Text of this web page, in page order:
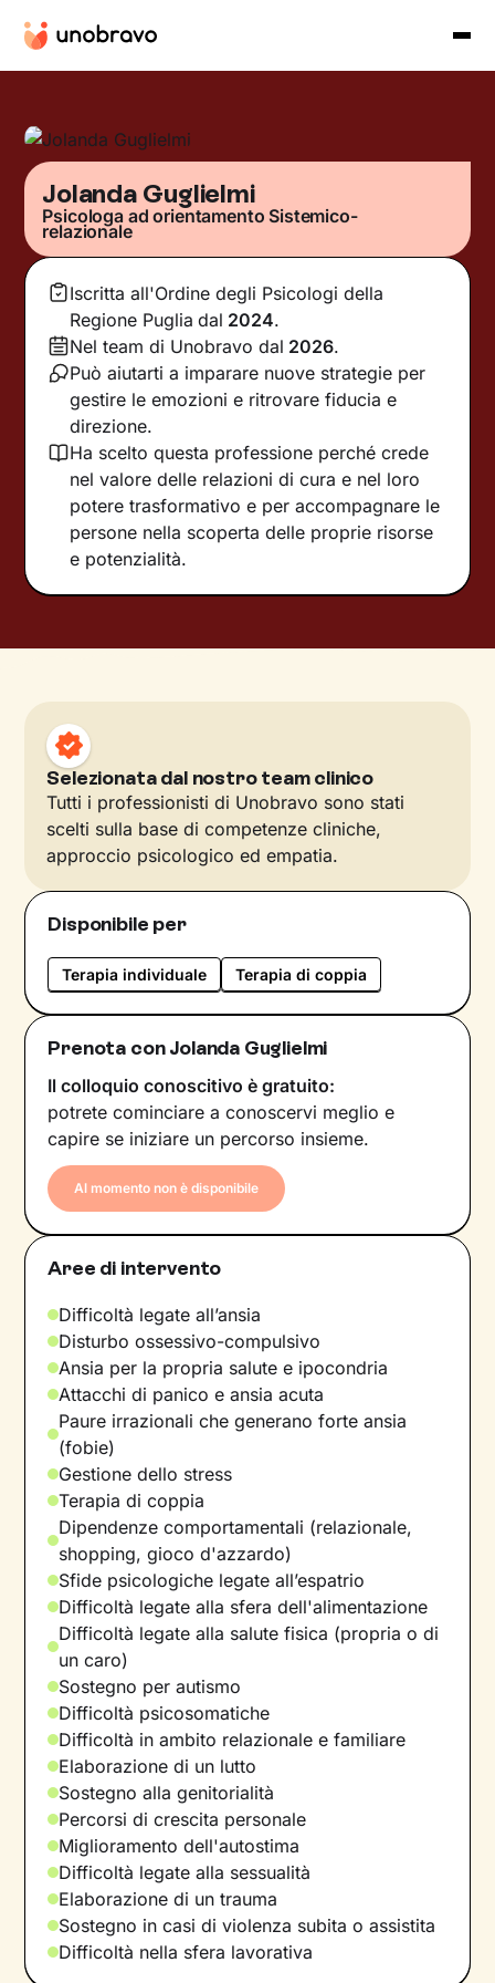
Jolanda Guglielmi
Psicologa ad orientamento Sistemico-
relazionale
Iscritta all'Ordine degli Psicologi della
Regione Puglia dal 2024.
Nel team di Unobravo dal 2026.
Può aiutarti a imparare nuove strategie per
gestire le emozioni e ritrovare fiducia e
direzione.
Ha scelto questa professione perché crede
nel valore delle relazioni di cura e nel loro
potere trasformativo e per accompagnare le
persone nella scoperta delle proprie risorse
e potenzialità.
Selezionata dal nostro team clinico
Tutti i professionisti di Unobravo sono stati
scelti sulla base di competenze cliniche,
approccio psicologico ed empatia.
Disponibile per
Terapia individuale Terapia di coppia
Prenota con Jolanda Guglielmi
Il colloquio conoscitivo è gratuito:
potrete cominciare a conoscervi meglio e
capire se iniziare un percorso insieme.
Al momento non è disponibile
Aree di intervento
Difficoltà legate all’ansia
Disturbo ossessivo-compulsivo
Ansia per la propria salute e ipocondria
Attacchi di panico e ansia acuta
Paure irrazionali che generano forte ansia
(fobie)
Gestione dello stress
Terapia di coppia
Dipendenze comportamentali (relazionale,
shopping, gioco d'azzardo)
Sfide psicologiche legate all’espatrio
Difficoltà legate alla sfera dell'alimentazione
Difficoltà legate alla salute fisica (propria o di
un caro)
Sostegno per autismo
Difficoltà psicosomatiche
Difficoltà in ambito relazionale e familiare
Elaborazione di un lutto
Sostegno alla genitorialità
Percorsi di crescita personale
Miglioramento dell'autostima
Difficoltà legate alla sessualità
Elaborazione di un trauma
Sostegno in casi di violenza subita o assistita
Difficoltà nella sfera lavorativa